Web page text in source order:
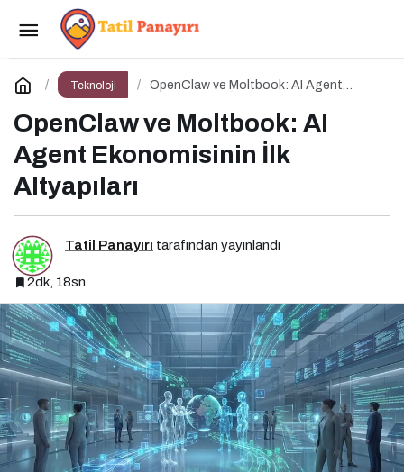
Teknoloji
OpenClaw ve Moltbook: AI Agent
OpenClaw ve Moltbook: AI
Agent Ekonomisinin İlk
Altyapıları
Tatil Panayırı tarafından yayınlandı
2dk, 18sn
Yapay zekâ siber tehditlerde yeni bir dönemi
başlatıyor
Yorum Yap